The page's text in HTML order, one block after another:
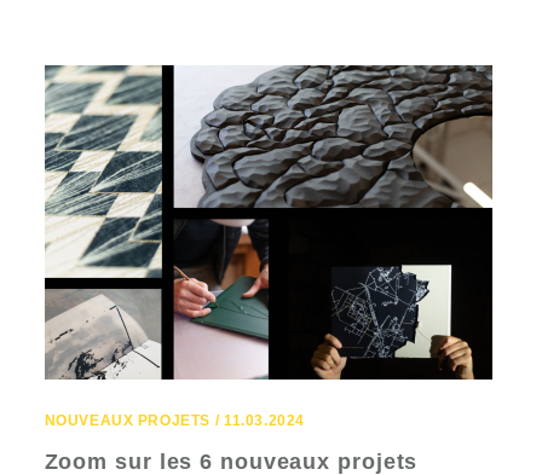
NOUVEAUX PROJETS / 11.03.2024
Zoom sur les 6 nouveaux projets